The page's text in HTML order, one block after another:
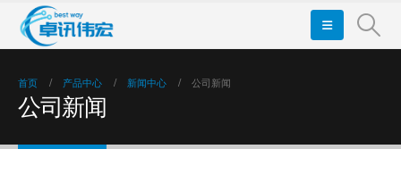
首页 产品中心 新闻中心 公司新闻
公司新闻